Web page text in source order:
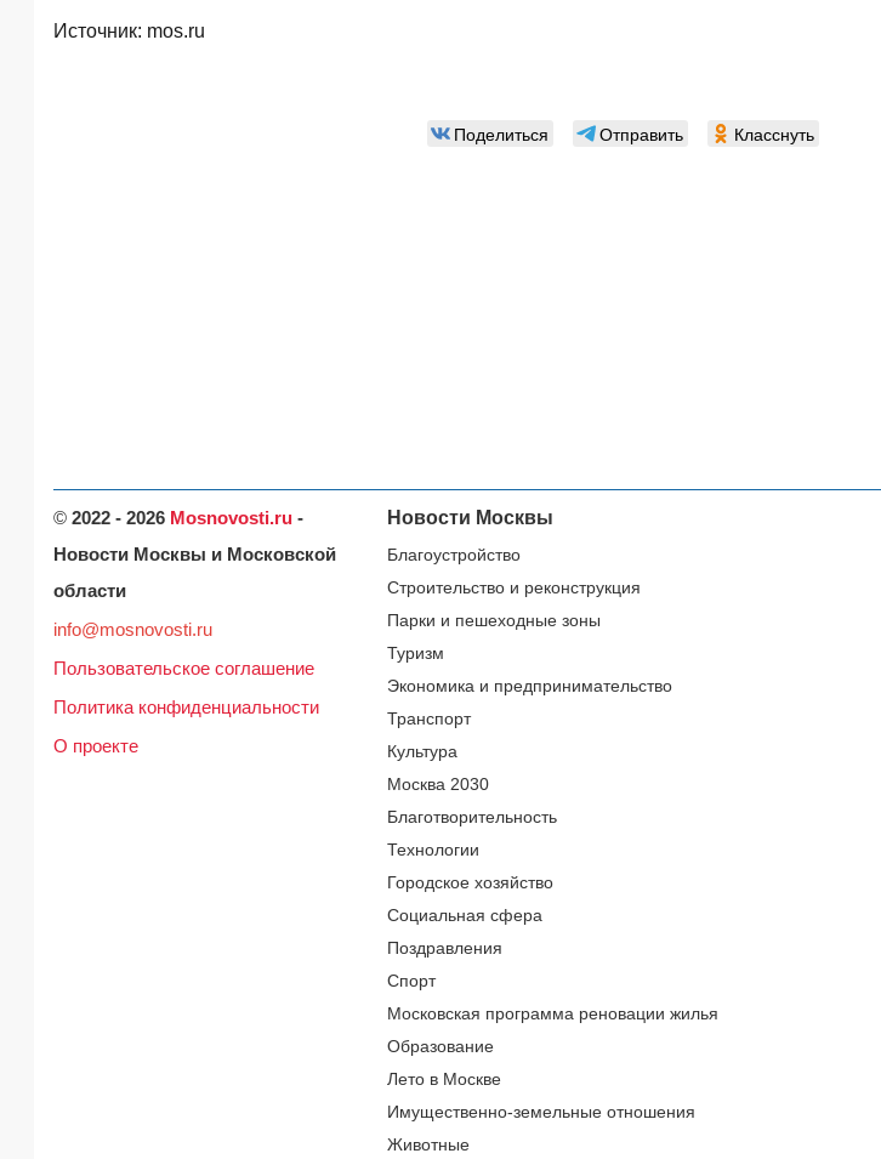
Источник: mos.ru
Поделиться Отправить Класснуть
© 2022 - 2026 Mosnovosti.ru -
Новости Москвы и Московской
области
info@mosnovosti.ru
Пользовательское соглашение
Политика конфиденциальности
О проекте
Новости Москвы
Благоустройство
Строительство и реконструкция
Парки и пешеходные зоны
Туризм
Экономика и предпринимательство
Транспорт
Культура
Москва 2030
Благотворительность
Технологии
Городское хозяйство
Социальная сфера
Поздравления
Спорт
Московская программа реновации жилья
Образование
Лето в Москве
Имущественно-земельные отношения
Животные